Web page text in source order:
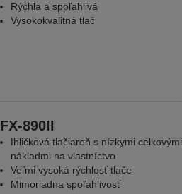
Rýchla a spoľahlivá
Vysokokvalitná tlač
FX-890II
Ihličková tlačiareň s nízkymi celkovými
nákladmi na vlastníctvo
Veľmi vysoká rýchlosť tlače
Mimoriadna spoľahlivosť